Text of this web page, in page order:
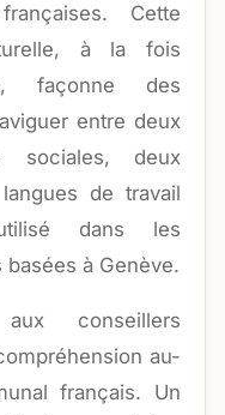
Cette
à la fois
façonne des
entre deux
sociales, deux
de travail
dans les
à Genève.
conseillers
au-
français. Un